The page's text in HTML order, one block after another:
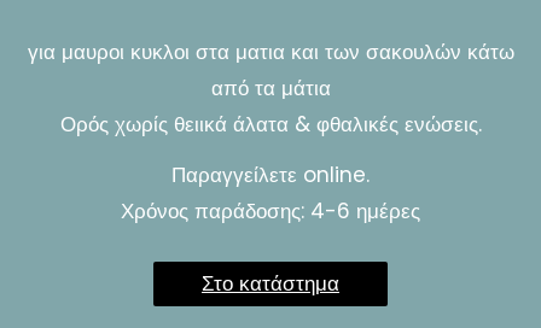
για μαυροι κυκλοι στα ματια και των σακουλών κάτω
από τα μάτια
Ορός χωρίς θειικά άλατα & φθαλικές ενώσεις.
Παραγγείλετε online.
Χρόνος παράδοσης: 4-6 ημέρες
Στο κατάστημα